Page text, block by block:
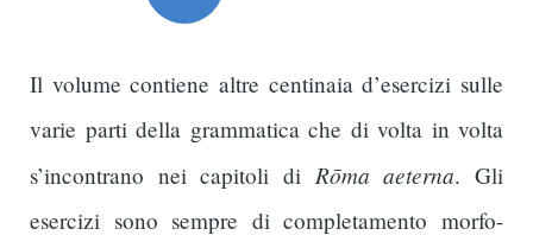
Il volume contiene altre centinaia d’esercizi sulle
varie parti della grammatica che di volta in volta
s’incontrano nei capitoli di Rōma aeterna. Gli
esercizi sono sempre di completamento morfo-